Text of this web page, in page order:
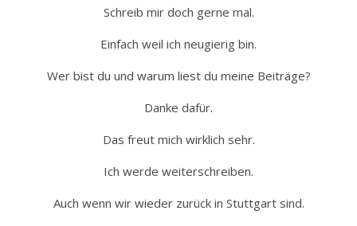
Schreib mir doch gerne mal.
Einfach weil ich neugierig bin.
Wer bist du und warum liest du meine Beiträge?
Danke dafür.
Das freut mich wirklich sehr.
Ich werde weiterschreiben.
Auch wenn wir wieder zurück in Stuttgart sind.